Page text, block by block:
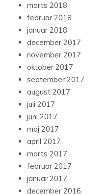
marts 2018
februar 2018
januar 2018
december 2017
november 2017
oktober 2017
september 2017
august 2017
juli 2017
juni 2017
maj 2017
april 2017
marts 2017
februar 2017
januar 2017
december 2016